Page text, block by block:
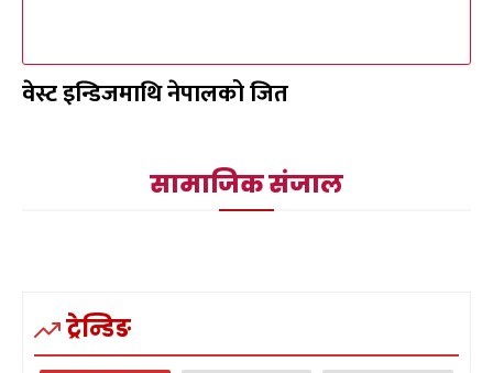
वेस्ट इन्डिजमाथि नेपालको जित
सामाजिक संजाल
ट्रेन्डिङ